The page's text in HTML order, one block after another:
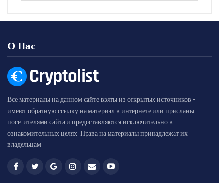
О Нас
Все материалы на данном сайте взяты из открытых источников -
имеют обратную ссылку на материал в интернете или присланы
посетителями сайта и предоставляются исключительно в
ознакомительных целях. Права на материалы принадлежат их
владельцам.